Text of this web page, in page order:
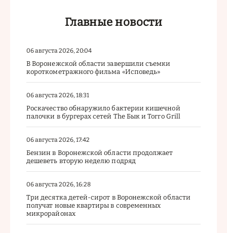
Главные новости
06 августа 2026, 20:04
В Воронежской области завершили съемки
короткометражного фильма «Исповедь»
06 августа 2026, 18:31
Роскачество обнаружило бактерии кишечной
палочки в бургерах сетей The Бык и Torro Grill
06 августа 2026, 17:42
Бензин в Воронежской области продолжает
дешеветь вторую неделю подряд
06 августа 2026, 16:28
Три десятка детей-сирот в Воронежской области
получат новые квартиры в современных
микрорайонах